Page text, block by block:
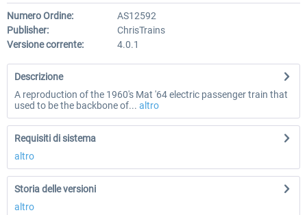
Numero Ordine:
AS12592
Publisher:
ChrisTrains
Versione corrente:
4.0.1
Descrizione
A reproduction of the 1960's Mat '64 electric passenger train that
used to be the backbone of... altro
Requisiti di sistema
altro
Storia delle versioni
altro